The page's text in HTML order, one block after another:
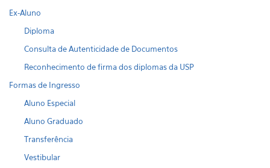
Ex-Aluno
Diploma
Consulta de Autenticidade de Documentos
Reconhecimento de firma dos diplomas da USP
Formas de Ingresso
Aluno Especial
Aluno Graduado
Transferência
Vestibular